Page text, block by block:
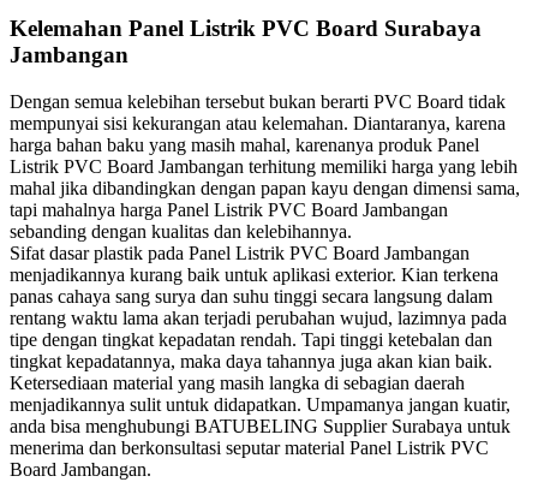
Kelemahan Panel Listrik PVC Board Surabaya
Jambangan
Dengan semua kelebihan tersebut bukan berarti PVC Board tidak
mempunyai sisi kekurangan atau kelemahan. Diantaranya, karena
harga bahan baku yang masih mahal, karenanya produk Panel
Listrik PVC Board Jambangan terhitung memiliki harga yang lebih
mahal jika dibandingkan dengan papan kayu dengan dimensi sama,
tapi mahalnya harga Panel Listrik PVC Board Jambangan
sebanding dengan kualitas dan kelebihannya.
Sifat dasar plastik pada Panel Listrik PVC Board Jambangan
menjadikannya kurang baik untuk aplikasi exterior. Kian terkena
panas cahaya sang surya dan suhu tinggi secara langsung dalam
rentang waktu lama akan terjadi perubahan wujud, lazimnya pada
tipe dengan tingkat kepadatan rendah. Tapi tinggi ketebalan dan
tingkat kepadatannya, maka daya tahannya juga akan kian baik.
Ketersediaan material yang masih langka di sebagian daerah
menjadikannya sulit untuk didapatkan. Umpamanya jangan kuatir,
anda bisa menghubungi BATUBELING Supplier Surabaya untuk
menerima dan berkonsultasi seputar material Panel Listrik PVC
Board Jambangan.